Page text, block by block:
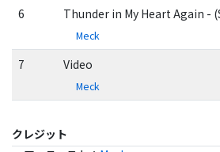
6 Thunder in My Heart Again -
Meck
7 Video
Meck
クレジット